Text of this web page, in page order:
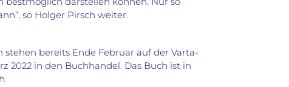
so Holger Pirsch weiter.
bereits Ende Februar auf der Varta-
2022 in den Buchhandel. Das Buch ist in